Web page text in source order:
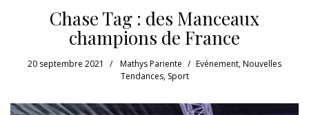
Chase Tag : des Manceaux
champions de France
20 septembre 2021 Mathys Pariente Evénement,Nouvelles
Tendances, Sport